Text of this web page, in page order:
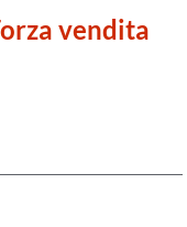
vendita